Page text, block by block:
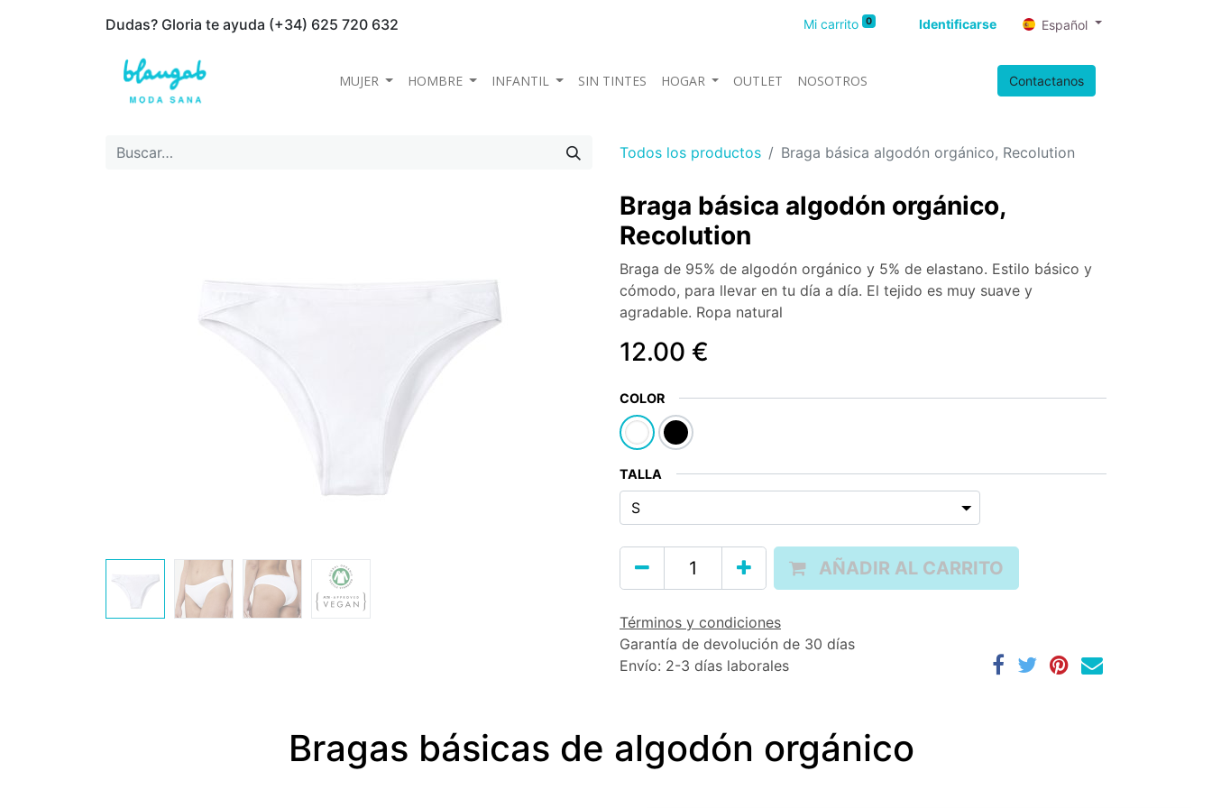
Dudas? Gloria te ayuda (+34) 625 720 632 Mi carrito 0 Identificarse Español
MUJER HOMBRE INFANTIL SIN TINTES HOGAR OUTLET NOSOTROS Contactanos
Todos los productos Braga básica algodón orgánico, Recolution
Braga básica algodón orgánico,
Recolution
Braga de 95% de algodón orgánico y 5% de elastano. Estilo básico y
cómodo, para llevar en tu día a día. El tejido es muy suave y
agradable. Ropa natural
12.00 €
COLOR
TALLA
AÑADIR AL CARRITO
Términos y condiciones
Garantía de devolución de 30 días
Envío: 2-3 días laborales
Bragas básicas de algodón orgánico